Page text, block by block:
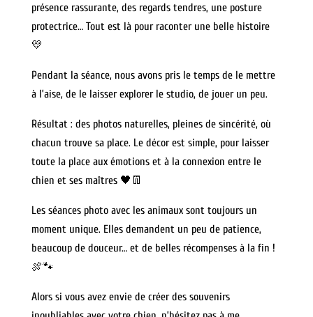
présence rassurante, des regards tendres, une posture
protectrice… Tout est là pour raconter une belle histoire
💛
Pendant la séance, nous avons pris le temps de le mettre
à l’aise, de le laisser explorer le studio, de jouer un peu.
Résultat : des photos naturelles, pleines de sincérité, où
chacun trouve sa place. Le décor est simple, pour laisser
toute la place aux émotions et à la connexion entre le
chien et ses maîtres 🖤👖
Les séances photo avec les animaux sont toujours un
moment unique. Elles demandent un peu de patience,
beaucoup de douceur… et de belles récompenses à la fin !
🍖🐾
Alors si vous avez envie de créer des souvenirs